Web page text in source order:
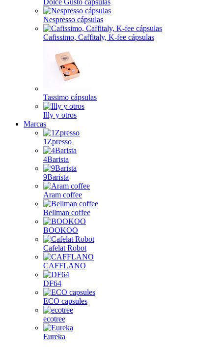
Dolce Gusto cápsulas
Nespresso cápsulas
Cafissimo, Caffitaly, K-fee cápsulas
Tassimo cápsulas
Illy y otros
Marcas
1Zpresso
4Barista
9Barista
Aram coffee
Bellman coffee
BOOKOO
Cafelat Robot
CAFFLANO
DF64
ECO capsules
ecotree
Eureka